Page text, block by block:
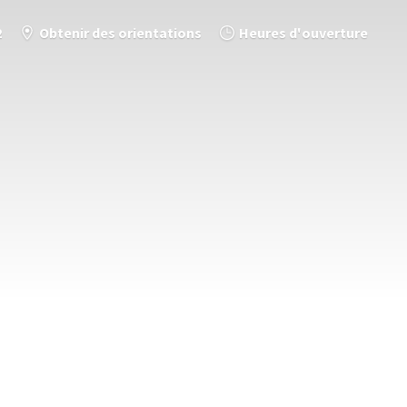
Obtenir des orientations Heures d'ouverture